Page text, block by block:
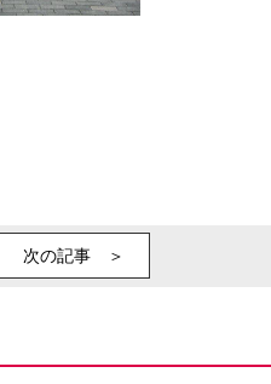
次の記事 ＞